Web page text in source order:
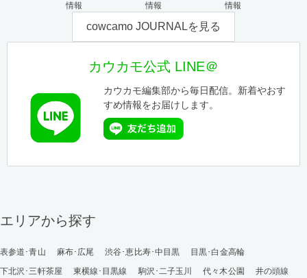
情報
情報
情報
cowcamo JOURNALを見る
カウカモ公式 LINE＠
カウカモ編集部から毎日配信。新着やおす
すめ情報をお届けします。
エリアから探す
表参道･青山 麻布･広尾 渋谷･恵比寿･中目黒
目黒･白金高輪
下北沢･三軒茶屋
東横線･目黒線 駒沢･二子玉川 代々木公園
井の頭線